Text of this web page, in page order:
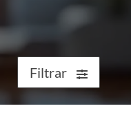
Filtrar